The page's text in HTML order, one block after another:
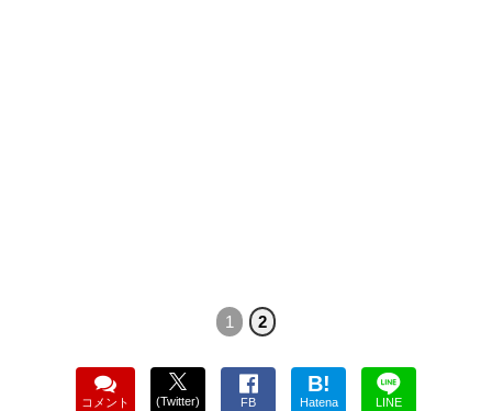
1 2
コメント (Twitter) FB
B!
Hatena LINE